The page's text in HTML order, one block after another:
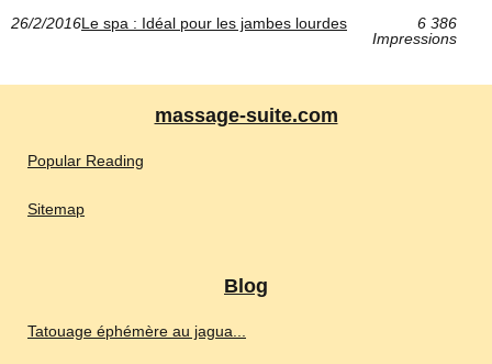
26/2/2016Le spa : Idéal pour les jambes lourdes
6 386
Impressions
massage-suite.com
Popular Reading
Sitemap
Blog
Tatouage éphémère au jagua...